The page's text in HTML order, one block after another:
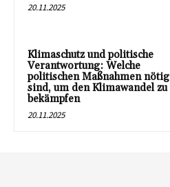
20.11.2025
Klimaschutz und politische
Verantwortung: Welche
politischen Maßnahmen nötig
sind, um den Klimawandel zu
bekämpfen
20.11.2025